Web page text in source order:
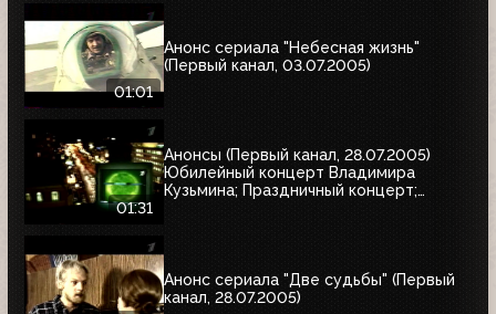
01:01
Анонс сериала "Небесная жизнь"
(Первый канал, 03.07.2005)
01:31
Анонсы (Первый канал, 28.07.2005)
Юбилейный концерт Владимира
Кузьмина; Праздничный концерт;
Анонс сериала "Две судьбы" (Первый
канал, 28.07.2005)